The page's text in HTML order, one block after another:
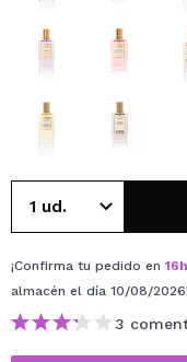
¡Confirma tu pedido en 16h
almacén el día 10/08/2026!
3